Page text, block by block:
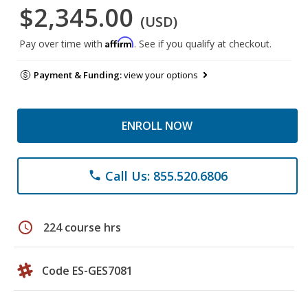
$2,345.00 (USD)
Pay over time with Affirm. See if you qualify at checkout.
Payment & Funding:view your options
ENROLL NOW
phone Call Us: 855.520.6806
schedule 224 course hrs
Code ES-GES7081